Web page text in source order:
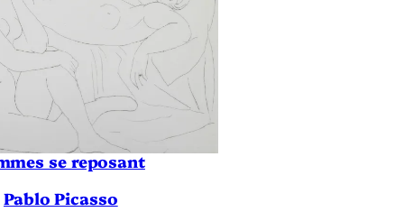
se reposant
Pablo Picasso